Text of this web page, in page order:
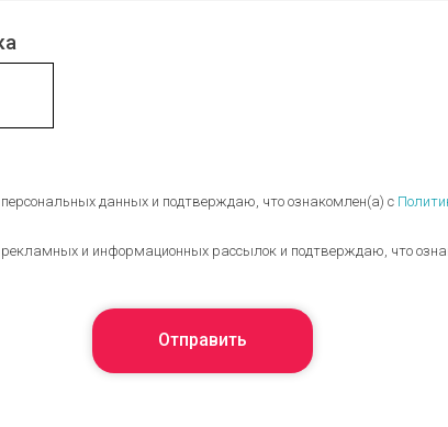
данных и подтверждаю, что ознакомлен(а) с
рекламных и информационных рассылок и подтверждаю, что
Отправить